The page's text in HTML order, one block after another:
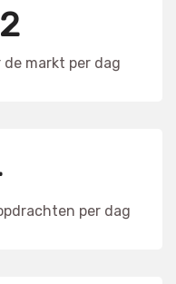
markt per dag
per dag